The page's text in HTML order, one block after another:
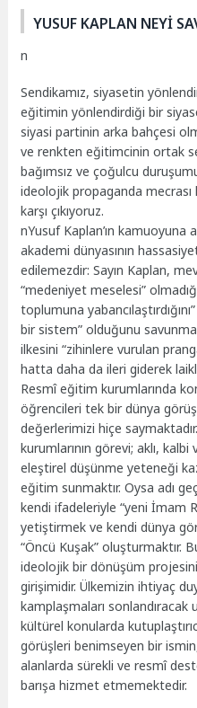
YUSUF KAPLAN NEYİ
n
Sendikamız, siyasetin
eğitimin yönlendirdiği bir
siyasi partinin arka bahçesi
ve renkten eğitimcinin ortak
bağımsız ve çoğulcu
ideolojik propaganda
karşı çıkıyoruz.
nYusuf Kaplan’ın kamuoyuna
akademi dünyasının
edilemezdir: Sayın Kaplan,
“medeniyet meselesi”
toplumuna
bir sistem” olduğunu
ilkesini “zihinlere vurulan
hatta daha da ileri giderek
Resmî eğitim kurumlarında
öğrencileri tek bir dünya
değerlerimizi hiçe
kurumlarının görevi; aklı,
eleştirel düşünme yeteneği
eğitim sunmaktır. Oysa adı
kendi ifadeleriyle “yeni İmam
yetiştirmek ve kendi dünya
“Öncü Kuşak” oluşturmaktır.
ideolojik bir dönüşüm
girişimidir. Ülkemizin ihtiyaç
kamplaşmaları sonlandıracak
kültürel konularda
görüşleri benimseyen bir
alanlarda sürekli ve resmî
barışa hizmet etmemektedir.